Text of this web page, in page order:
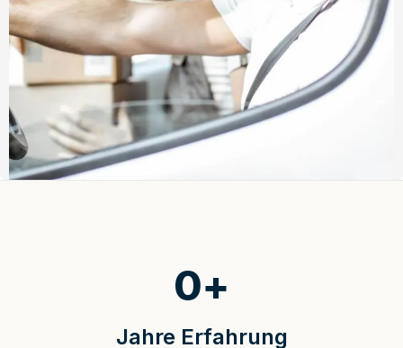
Jahre Erfahrung
0+